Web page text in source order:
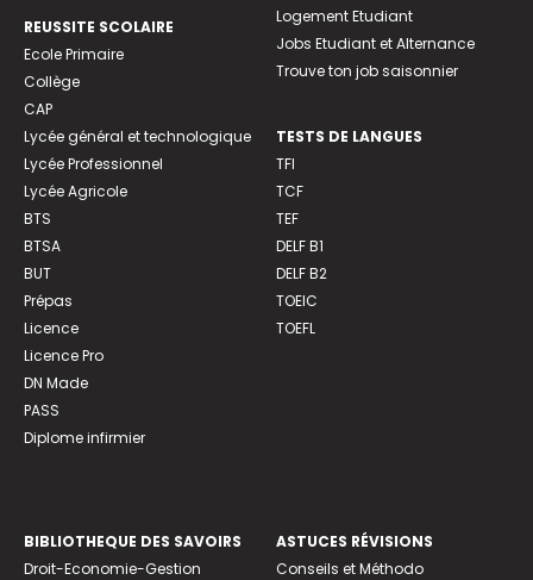
REUSSITE SCOLAIRE
Ecole Primaire
Collège
CAP
Lycée général et technologique
Lycée Professionnel
Lycée Agricole
BTS
BTSA
BUT
Prépas
Licence
Licence Pro
DN Made
PASS
Diplome infirmier
Logement Etudiant
Jobs Etudiant et Alternance
Trouve ton job saisonnier
TESTS DE LANGUES
TFI
TCF
TEF
DELF B1
DELF B2
TOEIC
TOEFL
BIBLIOTHEQUE DES SAVOIRS
Droit-Economie-Gestion
ASTUCES RÉVISIONS
Conseils et Méthodo